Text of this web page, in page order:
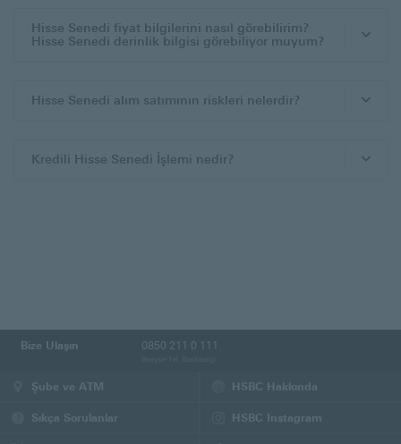
Hisse Senedi fiyat bilgilerini nasıl görebilirim?
Hisse Senedi derinlik bilgisi görebiliyor muyum?
Hisse Senedi alım satımının riskleri nelerdir?
Kredili Hisse Senedi İşlemi nedir?
Bize Ulaşın 0850 211 0 111
Şube ve ATM HSBC Hakkında
Sıkça Sorulanlar
HSBC Instagram